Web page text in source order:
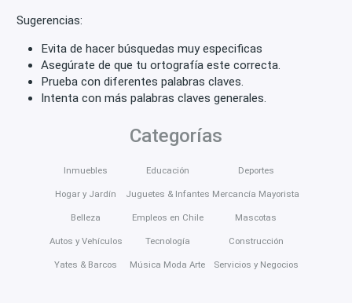
Sugerencias:
Evita de hacer búsquedas muy especificas
Asegúrate de que tu ortografía este correcta.
Prueba con diferentes palabras claves.
Intenta con más palabras claves generales.
Categorías
Inmuebles
Hogar y Jardín
Belleza
Autos y Vehículos
Yates & Barcos
Educación
Juguetes & Infantes
Empleos en Chile
Tecnología
Música Moda Arte
Deportes
Mercancía Mayorista
Mascotas
Construcción
Servicios y Negocios